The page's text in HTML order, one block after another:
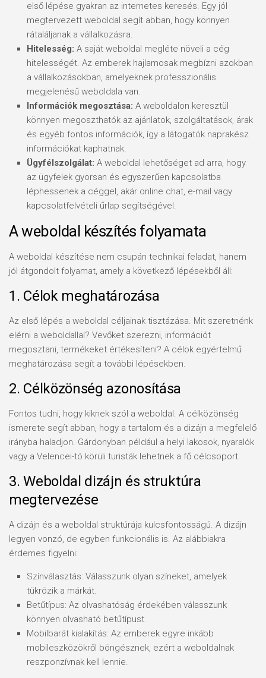
első lépése gyakran az internetes keresés. Egy jól
megtervezett weboldal segít abban, hogy könnyen
rátaláljanak a vállalkozásra.
Hitelesség: A saját weboldal megléte növeli a cég
hitelességét. Az emberek hajlamosak megbízni azokban
a vállalkozásokban, amelyeknek professzionális
megjelenésű weboldala van.
Információk megosztása: A weboldalon keresztül
könnyen megoszthatók az ajánlatok, szolgáltatások, árak
és egyéb fontos információk, így a látogatók naprakész
információkat kaphatnak.
Ügyfélszolgálat: A weboldal lehetőséget ad arra, hogy
az ügyfelek gyorsan és egyszerűen kapcsolatba
léphessenek a céggel, akár online chat, e-mail vagy
kapcsolatfelvételi űrlap segítségével.
A weboldal készítés folyamata
A weboldal készítése nem csupán technikai feladat, hanem
jól átgondolt folyamat, amely a következő lépésekből áll:
1. Célok meghatározása
Az első lépés a weboldal céljainak tisztázása. Mit szeretnénk
elérni a weboldallal? Vevőket szerezni, információt
megosztani, termékeket értékesíteni? A célok egyértelmű
meghatározása segít a további lépésekben.
2. Célközönség azonosítása
Fontos tudni, hogy kiknek szól a weboldal. A célközönség
ismerete segít abban, hogy a tartalom és a dizájn a megfelelő
irányba haladjon. Gárdonyban például a helyi lakosok, nyaralók
vagy a Velencei-tó körüli turisták lehetnek a fő célcsoport.
3. Weboldal dizájn és struktúra
megtervezése
A dizájn és a weboldal struktúrája kulcsfontosságú. A dizájn
legyen vonzó, de egyben funkcionális is. Az alábbiakra
érdemes figyelni:
Színválasztás: Válasszunk olyan színeket, amelyek
tükrözik a márkát.
Betűtípus: Az olvashatóság érdekében válasszunk
könnyen olvasható betűtípust.
Mobilbarát kialakítás: Az emberek egyre inkább
mobileszközökről böngésznek, ezért a weboldalnak
reszponzívnak kell lennie.